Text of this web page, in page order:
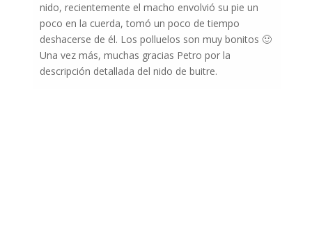
nido, recientemente el macho envolvió su pie un
poco en la cuerda, tomó un poco de tiempo
deshacerse de él. Los polluelos son muy bonitos 🙂
Una vez más, muchas gracias Petro por la
descripción detallada del nido de buitre.